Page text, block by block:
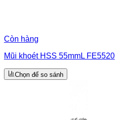
Còn hàng
Mũi khoét HSS 55mmL FE5520
Chọn để so sánh